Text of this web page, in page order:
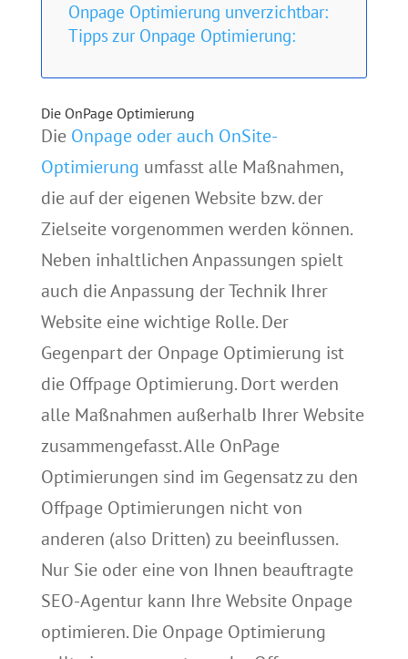
Onpage Optimierung unverzichtbar:
Tipps zur Onpage Optimierung:
Die OnPage Optimierung
Die Onpageoder auch OnSite-
Optimierung umfasst alle Maßnahmen,
die auf der eigenen Website bzw. der
Zielseite vorgenommen werden können.
Neben inhaltlichen Anpassungen spielt
auch die Anpassung der Technik Ihrer
Website eine wichtige Rolle.Der
Gegenpart der Onpage Optimierung ist
die OffpageOptimierung. Dort werden
alle Maßnahmen außerhalb Ihrer Website
zusammengefasst.Alle OnPage
Optimierungen sind im Gegensatz zu den
OffpageOptimierungen nicht von
anderen (also Dritten) zu beeinflussen.
Nur Sie oder eine von Ihnen beauftragte
SEO-Agenturkann Ihre Website Onpage
optimieren.Die OnpageOptimierung